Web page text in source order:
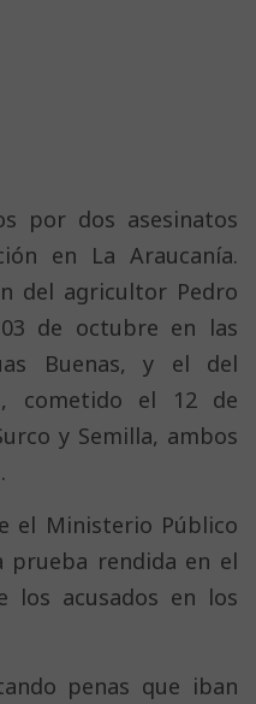
por dos asesinatos
en La Araucanía.
del agricultor Pedro
de octubre en las
Buenas, y el del
cometido el 12 de
y Semilla, ambos
el Ministerio Público
rendida en el
los acusados en los
penas que iban